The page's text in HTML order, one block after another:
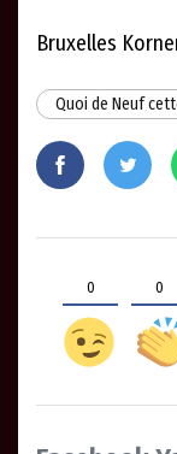
Bruxelles
Quoi de Neuf
0 0